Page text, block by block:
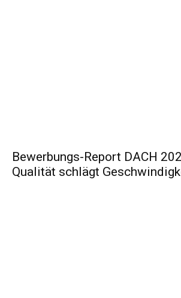
Bewerbungs-Report DACH
Qualität schlägt